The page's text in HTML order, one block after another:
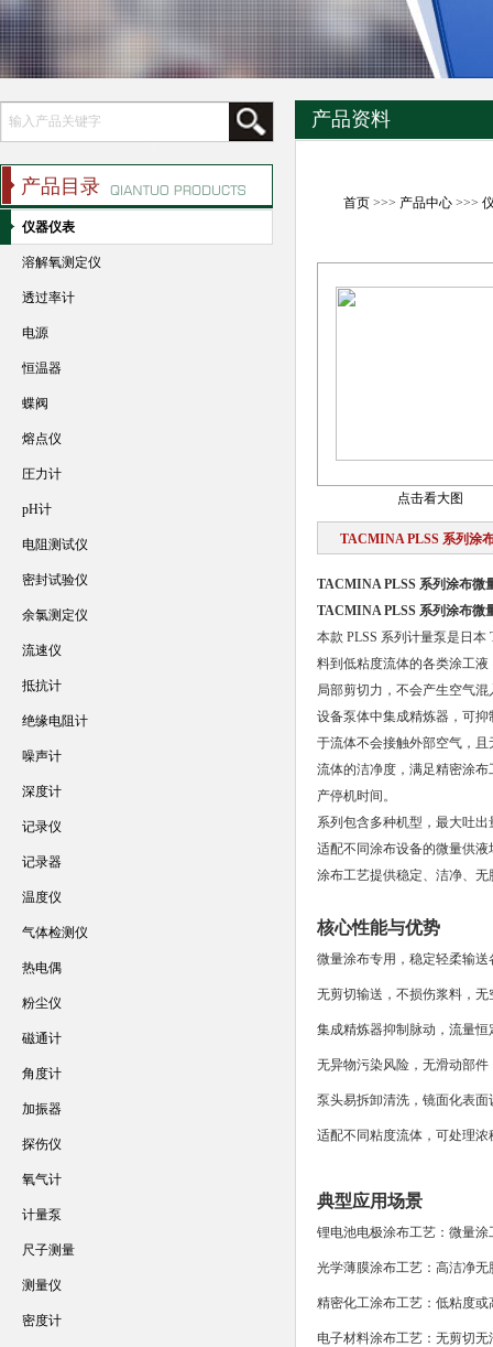
产品资料
首页>>> 产品中心>>>
点击看大图
TACMINA PLSS 系列涂
TACMINA PLSS 系列涂布微
TACMINA PLSS 系列涂布微
本款 PLSS 系列计量泵是日
料到低粘度流体的各类涂工
局部剪切力，不会产生空气
设备泵体中集成精炼器，可
于流体不会接触外部空气，
流体的洁净度，满足精密涂
产停机时间。
系列包含多种机型，最大吐出
适配不同涂布设备的微量供
涂布工艺提供稳定、洁净、
核心性能与优势
微量涂布专用，稳定轻柔输送
无剪切输送，不损伤浆料，无
集成精炼器抑制脉动，流量
无异物污染风险，无滑动部
泵头易拆卸清洗，镜面化表
适配不同粘度流体，可处理
典型应用场景
锂电池电极涂布工艺：微量
光学薄膜涂布工艺：高洁净无
精密化工涂布工艺：低粘度
电子材料涂布工艺：无剪切无
产品目录
仪器仪表
溶解氧测定仪
透过率计
电源
恒温器
蝶阀
熔点仪
圧力计
pH计
电阻测试仪
密封试验仪
余氯测定仪
流速仪
抵抗计
绝缘电阻计
噪声计
深度计
记录仪
记录器
温度仪
气体检测仪
热电偶
粉尘仪
磁通计
角度计
加振器
探伤仪
氧气计
计量泵
尺子测量
测量仪
密度计